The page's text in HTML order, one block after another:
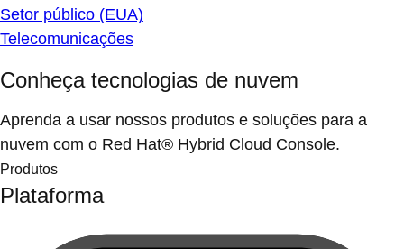
Setor público (EUA)
Telecomunicações
Conheça tecnologias de nuvem
Aprenda a usar nossos produtos e soluções para a
nuvem com o Red Hat® Hybrid Cloud Console.
Produtos
Plataforma